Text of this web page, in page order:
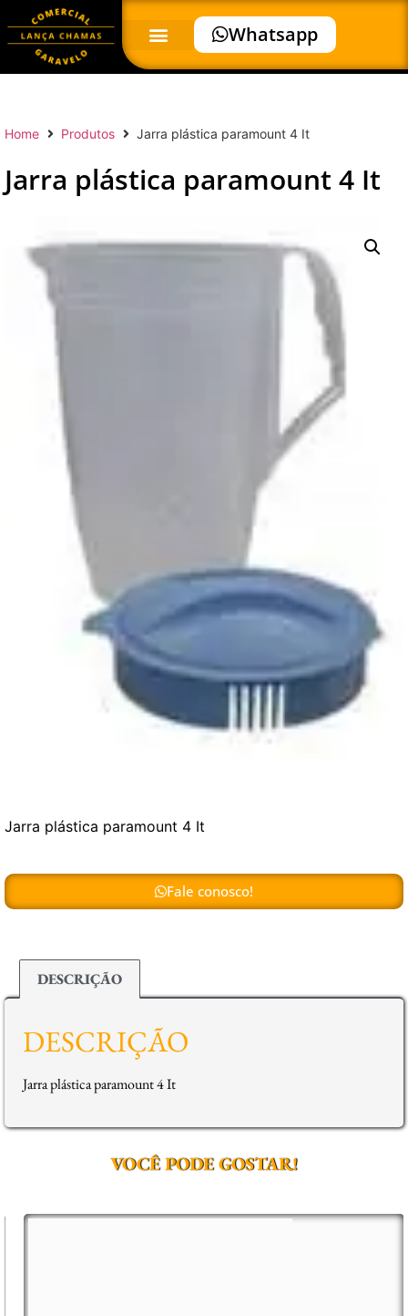
Whatsapp
Home Produtos Jarra plástica paramount 4 It
Jarra plástica paramount 4 It
Jarra plástica paramount 4 It
Fale conosco!
DESCRIÇÃO
DESCRIÇÃO
Jarra plástica paramount 4 It
VOCÊ PODE GOSTAR!